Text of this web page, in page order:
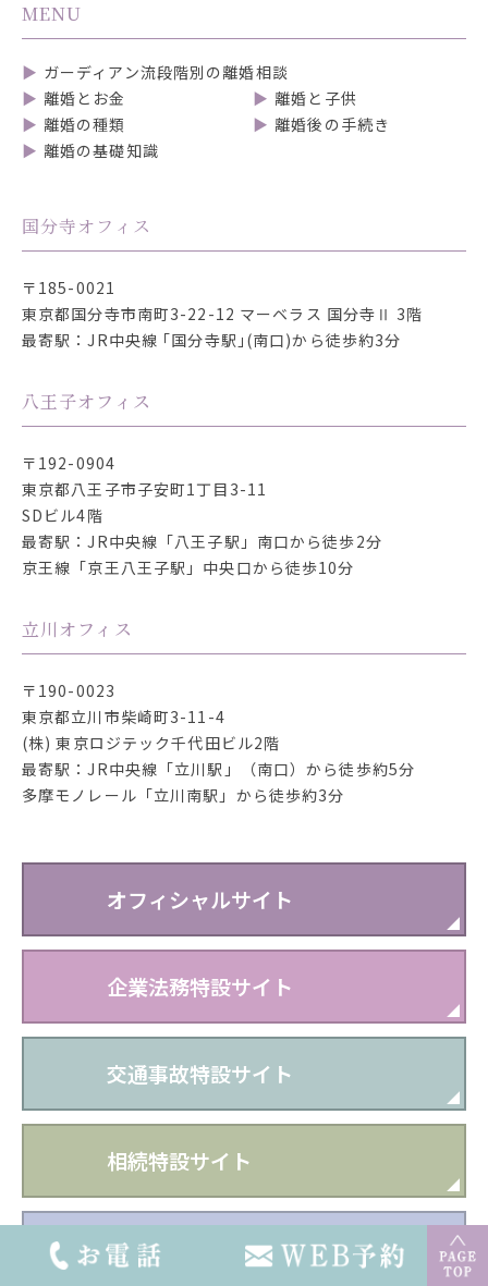
MENU
ガーディアン流段階別の離婚相談
離婚とお金
離婚と子供
離婚の種類
離婚後の手続き
離婚の基礎知識
国分寺オフィス
〒185-0021
東京都国分寺市南町3-22-12 マーベラス 国分寺Ⅱ 3階
最寄駅：JR中央線 ｢国分寺駅｣(南口)から徒歩約3分
八王子オフィス
〒192-0904
東京都八王子市子安町1丁目3-11
SDビル4階
最寄駅：JR中央線「八王子駅」南口から徒歩2分
京王線「京王八王子駅」中央口から徒歩10分
立川オフィス
〒190-0023
東京都立川市柴崎町3-11-4
(株) 東京ロジテック千代田ビル2階
最寄駅：JR中央線「立川駅」（南口）から徒歩約5分
多摩モノレール「立川南駅」から徒歩約3分
オフィシャルサイト
企業法務特設サイト
交通事故特設サイト
相続特設サイト
採用サイト